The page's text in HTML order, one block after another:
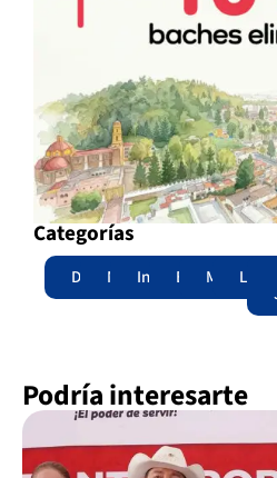
Categorías
Destacadas
NacionalInternacional
EdomexMunicipios
Podría interesarte